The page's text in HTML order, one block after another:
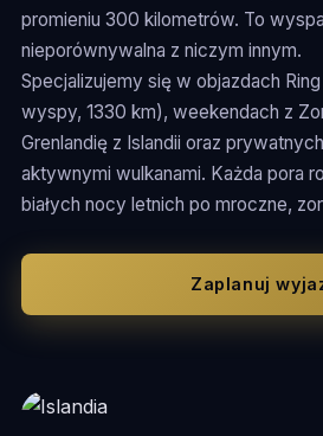
promieniu 300 kilometrów. To
nieporównywalna z niczym innym.
Specjalizujemy się w objazdach
wyspy, 1330 km), weekendach z
Grenlandię z Islandii oraz
aktywnymi wulkanami. Każda pora
białych nocy letnich po mroczne,
Zaplanuj